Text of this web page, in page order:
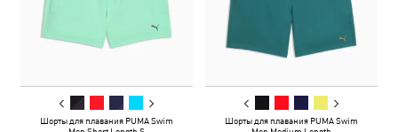
Шорты для плавания PUMA Swim
Шорты для плавания PUMA Swim